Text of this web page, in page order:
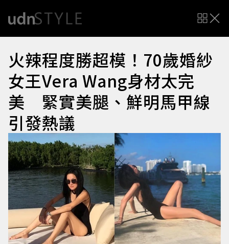
火辣程度勝超模！70歲婚紗
女王Vera Wang身材太完
美 緊實美腿、鮮明馬甲線
引發熱議